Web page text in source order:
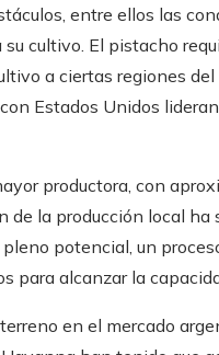
entre ellos las
cultivo. El pistacho
a ciertas regiones
Estados Unidos
productora, con
de la producción local
potencial, un
para alcanzar la
en el mercado